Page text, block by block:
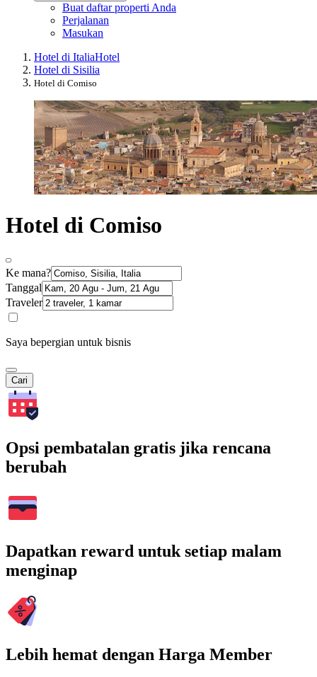
Buat daftar properti Anda
Perjalanan
Masukan
Hotel di ItaliaHotel
Hotel di Sisilia
Hotel di Comiso
Hotel di Comiso
Ke mana?
Tanggal
Traveler
Saya bepergian untuk bisnis
Cari
Opsi pembatalan gratis jika rencana
berubah
Dapatkan reward untuk setiap malam
menginap
Lebih hemat dengan Harga Member